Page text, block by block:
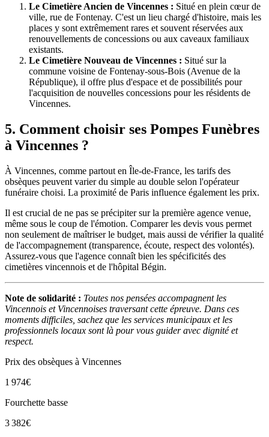
Le Cimetière Ancien de Vincennes : Situé en plein cœur de
ville, rue de Fontenay. C'est un lieu chargé d'histoire, mais les
places y sont extrêmement rares et souvent réservées aux
renouvellements de concessions ou aux caveaux familiaux
existants.
Le Cimetière Nouveau de Vincennes : Situé sur la
commune voisine de Fontenay-sous-Bois (Avenue de la
République), il offre plus d'espace et de possibilités pour
l'acquisition de nouvelles concessions pour les résidents de
Vincennes.
5. Comment choisir ses Pompes Funèbres
à Vincennes ?
À Vincennes, comme partout en Île-de-France, les tarifs des
obsèques peuvent varier du simple au double selon l'opérateur
funéraire choisi. La proximité de Paris influence également les prix.
Il est crucial de ne pas se précipiter sur la première agence venue,
même sous le coup de l'émotion. Comparer les devis vous permet
non seulement de maîtriser le budget, mais aussi de vérifier la qualité
de l'accompagnement (transparence, écoute, respect des volontés).
Assurez-vous que l'agence connaît bien les spécificités des
cimetières vincennois et de l'hôpital Bégin.
Note de solidarité : Toutes nos pensées accompagnent les
Vincennois et Vincennoises traversant cette épreuve. Dans ces
moments difficiles, sachez que les services municipaux et les
professionnels locaux sont là pour vous guider avec dignité et
respect.
Prix des obsèques à Vincennes
1 974€
Fourchette basse
3 382€